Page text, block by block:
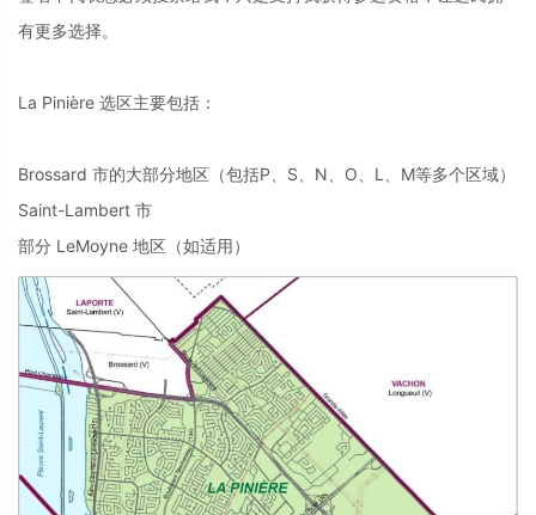
有更多选择。
La Pinière 选区主要包括：
Brossard 市的大部分地区（包括P、S、N、O、L、M等多个区域）
Saint-Lambert 市
部分 LeMoyne 地区（如适用）